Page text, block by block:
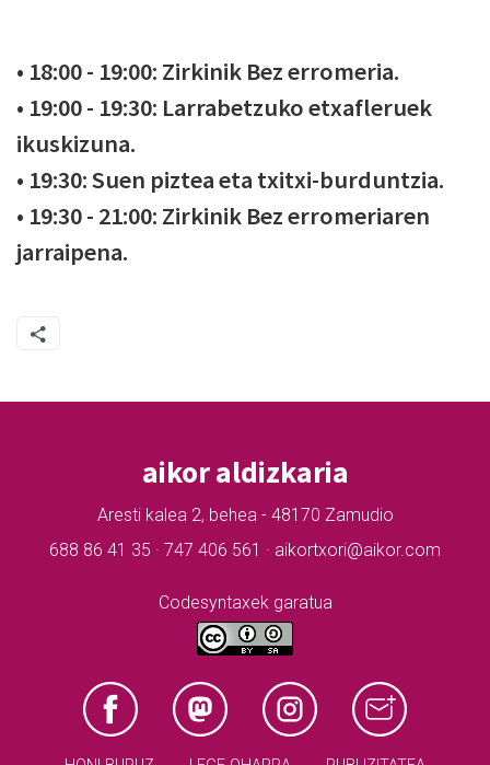
• 18:00 - 19:00: Zirkinik Bez erromeria.
• 19:00 - 19:30: Larrabetzuko etxafleruek
ikuskizuna.
• 19:30: Suen piztea eta txitxi-burduntzia.
• 19:30 - 21:00: Zirkinik Bez erromeriaren
jarraipena.
aikor aldizkaria
Aresti kalea 2, behea - 48170 Zamudio
688 86 41 35 · 747 406 561 · aikortxori@aikor.com
Codesyntaxek garatua